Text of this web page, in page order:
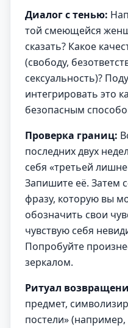
Диалог с тенью:
той смеющейся
сказать? Какое
(свободу,
сексуальность)?
интегрировать это
безопасным
Проверка границ:
последних двух
себя «третьей
Запишите её. Затем
фразу, которую вы
обозначить свои
чувствую себя
Попробуйте
зеркалом.
Ритуал
предмет,
постели»